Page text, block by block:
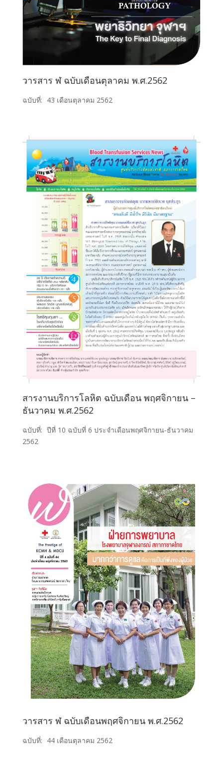
วารสาร ฬ ฉบับเดือนตุลาคม พ.ศ.2562
ฉบับที่: 43 เดือนตุลาคม 2562
สารงานบริการโลหิต ฉบับเดือน พฤศจิกายน –
ธันวาคม พ.ศ.2562
ฉบับที่: ปีที่ 10 ฉบับที่ 6 ประจำเดือนพฤศจิกายน-ธันวาคม
2562
วารสาร ฬ ฉบับเดือนพฤศจิกายน พ.ศ.2562
ฉบับที่: 44 เดือนตุลาคม 2562